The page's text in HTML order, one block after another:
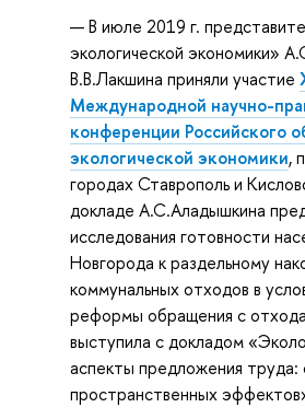
В июле 2019 г.
экологической экономики»
В.В.Лакшина приняли участие
Международной научно-
конференции Российского
экологической экономики,
городах Ставрополь и
докладе А.С.Аладышкина
исследования готовности
Новгорода к раздельному
коммунальных отходов в
реформы обращения с
выступила с докладом
аспекты предложения труда:
пространственных